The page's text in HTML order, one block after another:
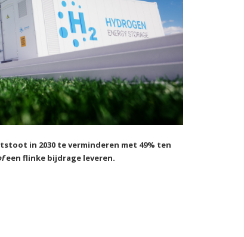
in 2030 te verminderen met 49% ten
een flinke bijdrage leveren.